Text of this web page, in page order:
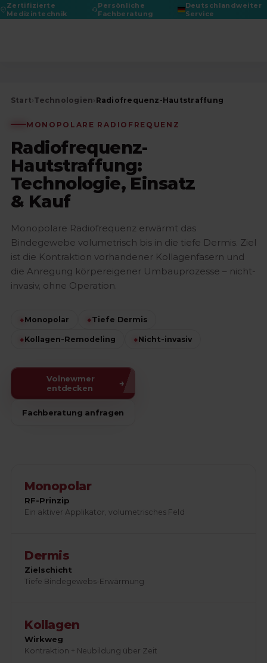
Zertifizierte
Medizintechnik
Persönliche
Fachberatung
Deutschlandweiter
Service
Start Technologien Radiofrequenz-Hautstraffung
MONOPOLARE RADIOFREQUENZ
Radiofrequenz-
Hautstraffung:
Technologie, Einsatz
& Kauf
Monopolare Radiofrequenz erwärmt das
Bindegewebe volumetrisch bis in die tiefe Dermis. Ziel
ist die Kontraktion vorhandener Kollagenfasern und
die Anregung körpereigener Umbauprozesse – nicht-
invasiv, ohne Operation.
◆Monopolar ◆Tiefe Dermis
◆Kollagen-Remodeling ◆Nicht-invasiv
Volnewmer
entdecken
→
Fachberatung anfragen
Monopolar
RF-Prinzip
Ein aktiver Applikator, volumetrisches Feld
Dermis
Zielschicht
Tiefe Bindegewebs-Erwärmung
Kollagen
Wirkweg
Kontraktion + Neubildung über Zeit